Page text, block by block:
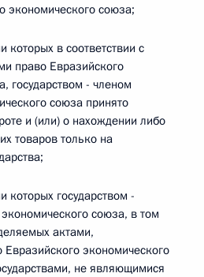
экономического союза;
которых в соответствии с
право Евразийского
государством - членом
союза принято
и (или) о нахождении либо
товаров только на
которых государством -
союза, в том
актами,
экономического
не являющимися